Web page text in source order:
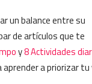
un balance entre su
de artículos que te
y8 Actividades
a priorizar tu